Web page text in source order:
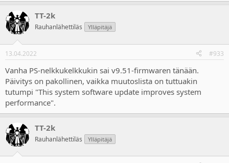
TT-2k
Rauhanlähettiläs Ylläpitäjä
13.04.2022 #933
Vanha PS-nelkkukelkkukin sai v9.51-firmwaren tänään.
Päivitys on pakollinen, vaikka muutoslista on tuttuakin
tutumpi "This system software update improves system
performance".
TT-2k
Rauhanlähettiläs Ylläpitäjä